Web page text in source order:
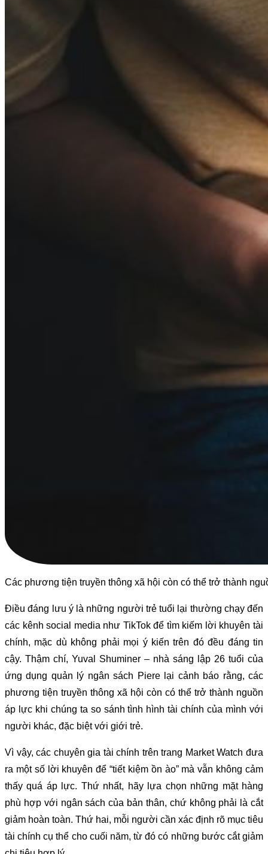
Các phương tiện truyền thông xã hội còn có thể trở thành
Điều đáng lưu ý là những người trẻ tuổi lại thường chạy đến
các kênh social media như TikTok để tìm kiếm lời khuyên tài
chính, mặc dù không phải mọi ý kiến trên đó đều đáng tin
cậy. Thậm chí, Yuval Shuminer – nhà sáng lập 26 tuổi của
ứng dụng quản lý ngân sách Piere lại cảnh báo rằng, các
phương tiện truyền thông xã hội còn có thể trở thành nguồn
áp lực khi chúng ta so sánh tình hình tài chính của mình với
người khác, đặc biệt với giới trẻ.
Vì vậy, các chuyên gia tài chính trên trang Market Watch đưa
ra một số lời khuyên để “tiết kiệm ồn ào” mà vẫn không cảm
thấy quá áp lực. Thứ nhất, hãy lựa chọn những mặt hàng
phù hợp với ngân sách của bản thân, chứ không phải là cắt
giảm hoàn toàn. Thứ hai, mỗi người cần xác định rõ mục tiêu
tài chính cụ thể cho cuối năm, từ đó có những bước cắt giảm